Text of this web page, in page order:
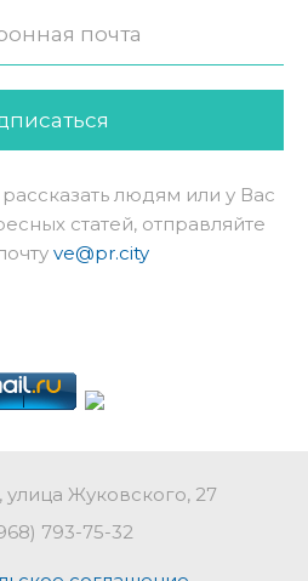
людям или у Вас
статей, отправляйте
ve@pr.city
Жуковского, 27
793-75-32